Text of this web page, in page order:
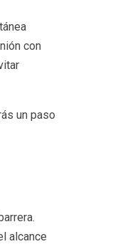
con
un paso
alcance